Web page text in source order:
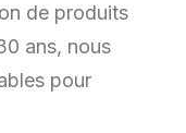
de produits
ans, nous
pour